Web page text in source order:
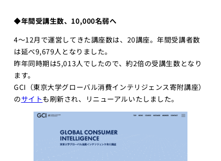
◆年間受講生数、10,000名弱へ
4〜12月で運営してきた講座数は、20講座。年間受講者数
は延べ9,679人となりました。
昨年同時期は5,013人でしたので、約2倍の受講生数となり
ます。
GCI（東京大学グローバル消費インテリジェンス寄附講座）
のサイトも刷新され、リニューアルいたしました。